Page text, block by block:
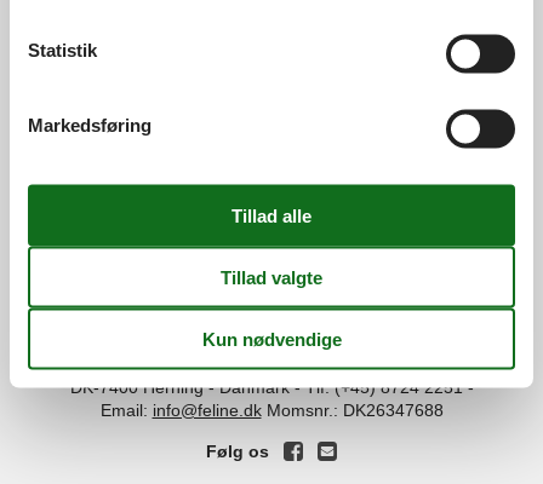
Din tryghed
©Feline Holidays-Feline Holidays A/S-Nygade 8B, 2.th -
DK-7400 Herning-Danmark -Tlf: (+45) 8724 2251-
Email: info@feline.dk Momsnr.: DK26347688
Følg os
Statistik
Markedsføring